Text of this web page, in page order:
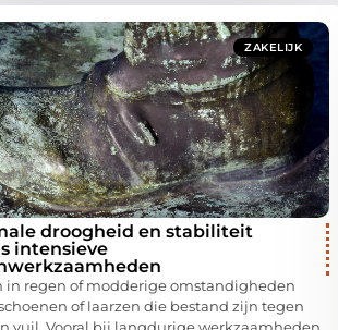
ZAKELIJK
droogheid en stabiliteit
intensieve
in regen of modderige omstandigheden
of laarzen die bestand zijn tegen